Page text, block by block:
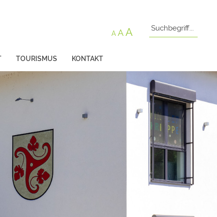
TOURISMUS KONTAKT
A AA